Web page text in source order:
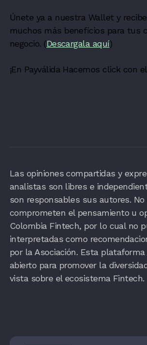
Únete ya a nuestra Wallet y
muchos más beneficios para tus
negocio. (Descargala aquí)
¡En Payválida Hacemos click con
Las opiniones compartidas y
analistas son libres e
son responsables sus autores.
comprometen el pensamiento u
Colombia Fintech, por lo cual no
interpretadas como
por la Asociación. Esta
abierto para promover la
vista sobre el ecosistema Fintech.